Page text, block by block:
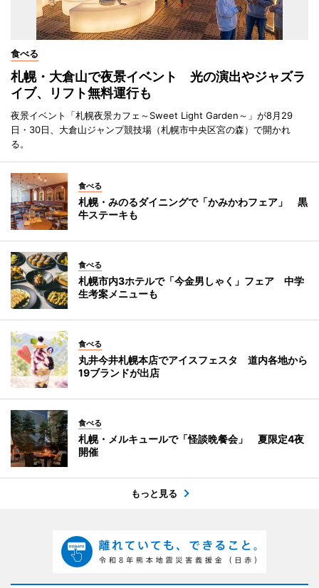
食べる
札幌・大倉山で夜景イベント 光の演出やジャズラ
イブ、リフト無料運行も
夜景イベント「札幌夜景カフェ～Sweet Light Garden～」が8月29
日・30日、大倉山ジャンプ競技場（札幌市中央区宮の森）で開かれ
る。
食べる
札幌・みのるダイニングで「かみかわフェア」 黒
牛ステーキも
食べる
札幌市内3ホテルで「今金男しゃく」フェア 中学
生考案メニューも
食べる
丸井今井札幌本店でアイスフェスタ 道内各地から
19ブランドが出店
食べる
札幌・メルキュールで「怪談晩餐会」 夏限定4夜
開催
もっと見る